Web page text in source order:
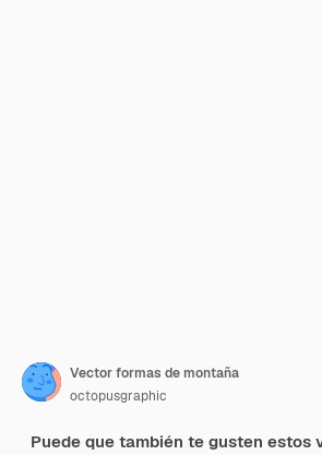
Vector formas de montaña
octopusgraphic
Puede que también te gusten estos